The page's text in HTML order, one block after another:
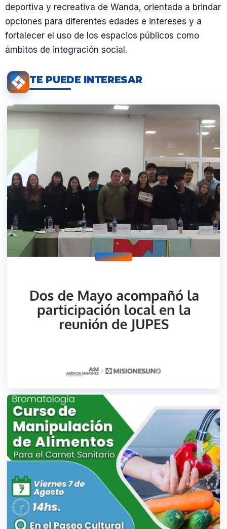
deportiva y recreativa de Wanda, orientada a brindar
opciones para diferentes edades e intereses y a
fortalecer el uso de los espacios públicos como
ámbitos de integración social.
TE PUEDE INTERESAR